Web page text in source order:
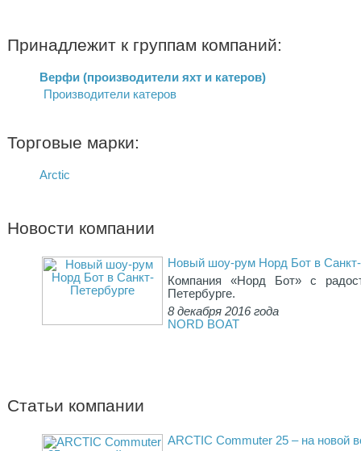
Принадлежит к группам компаний:
Верфи (производители яхт и катеров)
Производители катеров
Торговые марки:
Новости компании
Новый шоу-рум Норд Бот в Санкт-
Компания «Норд Бот» с
Петербурге.
8 декабря 2016 года
NORD BOAT
Статьи компании
ARCTIC Commuter 25 – на новой